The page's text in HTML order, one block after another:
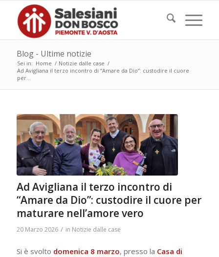
Blog - Ultime notizie
Sei in: Home / Notizie dalle case /
Ad Avigliana il terzo incontro di “Amare da Dio”: custodire il cuore
per...
Ad Avigliana il terzo incontro di
“Amare da Dio”: custodire il cuore per
maturare nell’amore vero
20 Marzo 2026 / in Notizie dalle case
Si è svolto domenica 8 marzo, presso la Casa di